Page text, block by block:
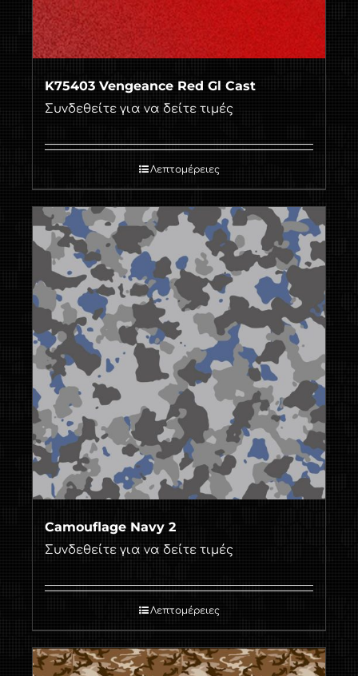
K75403 Vengeance Red Gl Cast
Συνδεθείτε για να δείτε τιμές
Λεπτομέρειες
Camouflage Navy 2
Συνδεθείτε για να δείτε τιμές
Λεπτομέρειες